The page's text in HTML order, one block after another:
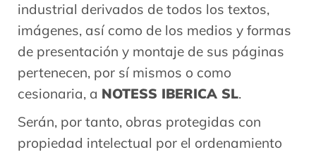
industrial derivados de todos los textos,
imágenes, así como de los medios y formas
de presentación y montaje de sus páginas
pertenecen, por sí mismos o como
cesionaria, a NOTESS IBERICA SL.
Serán, por tanto, obras protegidas con
propiedad intelectual por el ordenamiento